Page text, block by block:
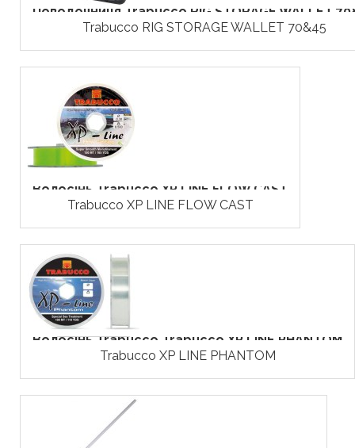
Поводочниця Trabucco RIG STORAGE WALLET
Trabucco RIG STORAGE WALLET 70&45
Волосінь Trabucco XP LINE FLOW CAST
Trabucco XP LINE FLOW CAST
Волосінь Trabucco Trabucco XP LINE PHANTOM
Trabucco XP LINE PHANTOM